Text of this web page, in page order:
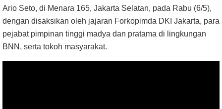
Ario Seto, di Menara 165, Jakarta Selatan, pada Rabu (6/5),
dengan disaksikan oleh jajaran Forkopimda DKI Jakarta, para
pejabat pimpinan tinggi madya dan pratama di lingkungan
BNN, serta tokoh masyarakat.